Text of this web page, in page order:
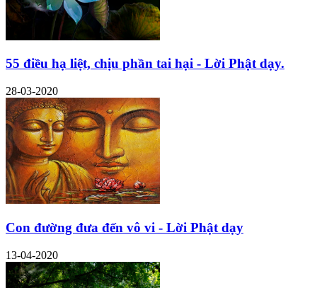
55 điều hạ liệt, chịu phần tai hại - Lời Phật dạy.
28-03-2020
Con đường đưa đến vô vi - Lời Phật dạy
13-04-2020